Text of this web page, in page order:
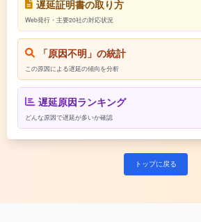
遅延証明書の取り方
Web発行・主要20社の対応状況
「原因不明」の統計
この原因による遅延の傾向を分析
遅延原因ランキング
どんな原因で遅延が多いか確認
トップに戻る